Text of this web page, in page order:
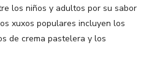
los niños y adultos por su sabor
xuxos populares incluyen los
de crema pastelera y los